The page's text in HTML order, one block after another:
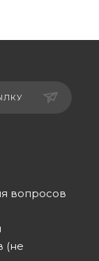
вопросов
(не